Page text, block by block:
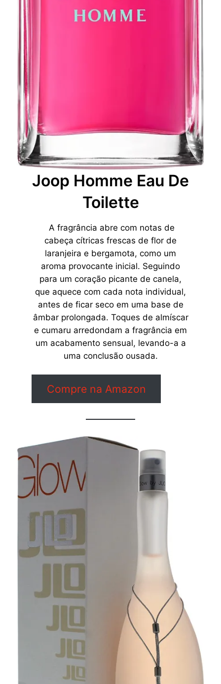
Joop Homme Eau De
Toilette
A fragrância abre com notas de
cabeça cítricas frescas de flor de
laranjeira e bergamota, como um
aroma provocante inicial. Seguindo
para um coração picante de canela,
que aquece com cada nota individual,
antes de ficar seco em uma base de
âmbar prolongada. Toques de almíscar
e cumaru arredondam a fragrância em
um acabamento sensual, levando-a a
uma conclusão ousada.
Compre na Amazon